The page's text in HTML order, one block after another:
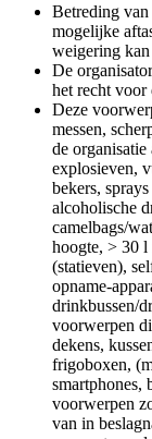
Betreding
mogelijke
weigering
De
het recht voor
Deze
messen,
de
explosieven,
bekers,
alcoholische
camelbags/
hoogte, > 30 l
(statieven),
opname-
drinkbussen/
voorwerpen
dekens,
frigoboxen,
smartphones,
voorwerpen
van in